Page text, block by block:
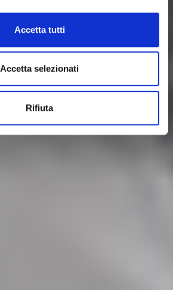
Accetta tutti
Accetta selezionati
Rifiuta